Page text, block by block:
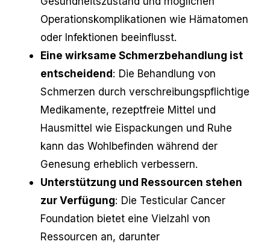
Operationskomplikationen wie Hämatomen
oder Infektionen beeinflusst.
Eine wirksame Schmerzbehandlung ist
entscheidend: Die Behandlung von
Schmerzen durch verschreibungspflichtige
Medikamente, rezeptfreie Mittel und
Hausmittel wie Eispackungen und Ruhe
kann das Wohlbefinden während der
Genesung erheblich verbessern.
Unterstützung und Ressourcen stehen
zur Verfügung: Die Testicular Cancer
Foundation bietet eine Vielzahl von
Ressourcen an, darunter